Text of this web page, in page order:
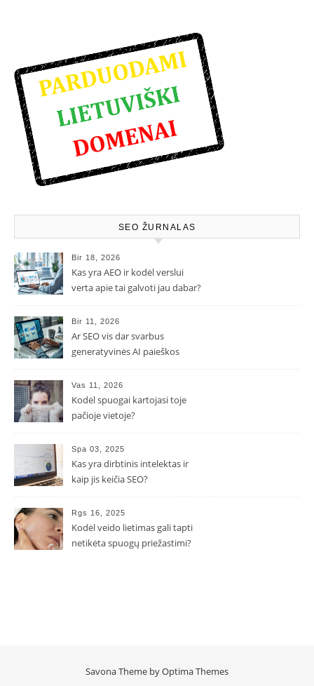
SEO ŽURNALAS
Bir 18, 2026
Kas yra AEO ir kodėl verslui
verta apie tai galvoti jau dabar?
Bir 11, 2026
Ar SEO vis dar svarbus
generatyvinės AI paieškos
Vas 11, 2026
Kodėl spuogai kartojasi toje
pačioje vietoje?
Spa 03, 2025
Kas yra dirbtinis intelektas ir
kaip jis keičia SEO?
Rgs 16, 2025
Kodėl veido lietimas gali tapti
netikėta spuogų priežastimi?
Savona Theme byOptima Themes